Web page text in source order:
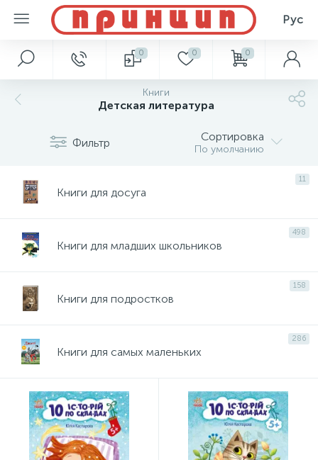
Рус
0 0 0
Книги
Детская литература
Фильтр Сортировка
По умолчанию
11
Книги для досуга
498
Книги для младших школьников
158
Книги для подростков
286
Книги для самых маленьких